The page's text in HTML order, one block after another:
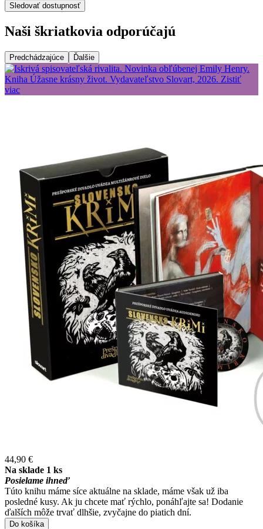
Sledovať dostupnosť
Naši škriatkovia odporúčajú
Predchádzajúce Ďalšie
44,90 €
Na sklade 1 ks
Posielame ihneď
Túto knihu máme síce aktuálne na sklade, máme však už iba
posledné kusy. Ak ju chcete mať rýchlo, ponáhľajte sa! Dodanie
ďalších môže trvať dlhšie, zvyčajne do piatich dní.
Do košíka